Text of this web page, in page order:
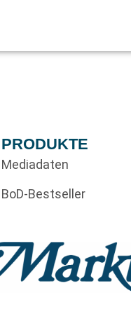
PRODUKTE
Mediadaten
BoD-Bestseller